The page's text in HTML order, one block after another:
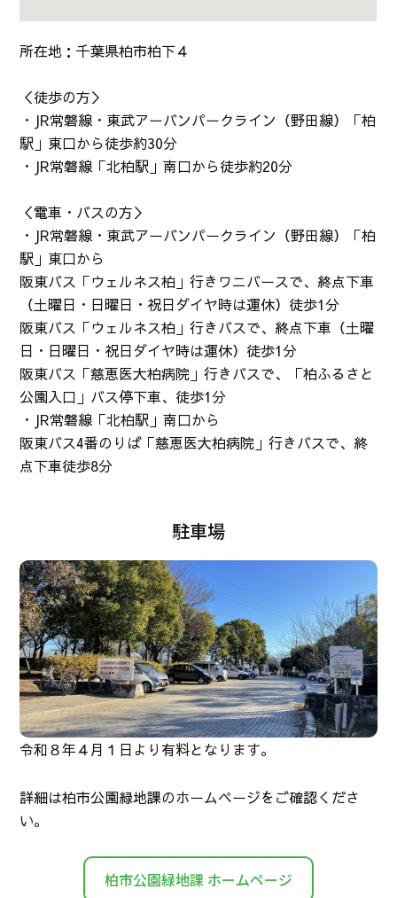
所在地：千葉県柏市柏下４
＜徒歩の方＞
・JR常磐線・東武アーバンパークライン（野田線）「柏
駅」東口から徒歩約30分
・JR常磐線「北柏駅」南口から徒歩約20分
＜電車・バスの方＞
・JR常磐線・東武アーバンパークライン（野田線）「柏
駅」東口から
阪東バス「ウェルネス柏」行きワニバースで、終点下車
（土曜日・日曜日・祝日ダイヤ時は運休）徒歩1分
阪東バス「ウェルネス柏」行きバスで、終点下車（土曜
日・日曜日・祝日ダイヤ時は運休）徒歩1分
阪東バス「慈恵医大柏病院」行きバスで、「柏ふるさと
公園入口」バス停下車、徒歩1分
・JR常磐線「北柏駅」南口から
阪東バス4番のりば「慈恵医大柏病院」行きバスで、終
点下車徒歩8分
駐車場
令和８年４月１日より有料となります。
詳細は柏市公園緑地課のホームページをご確認くださ
い。
柏市公園緑地課 ホームページ